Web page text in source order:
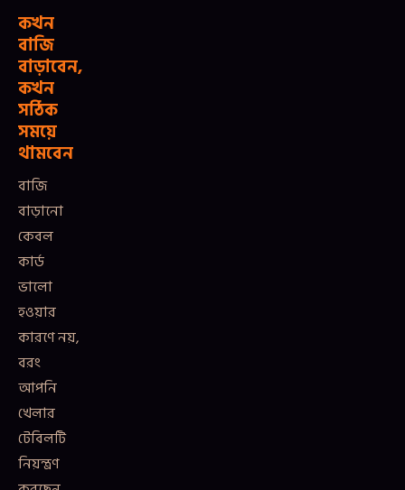
কখন
বাজি
বাড়াবেন,
কখন
সঠিক
সময়ে
থামবেন
বাজি
বাড়ানো
কেবল
কার্ড
ভালো
হওয়ার
কারণে নয়,
বরং
আপনি
খেলার
টেবিলটি
নিয়ন্ত্রণ